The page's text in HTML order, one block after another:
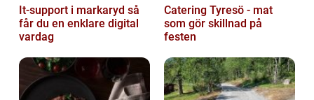
It-support i markaryd så
får du en enklare digital
vardag
Catering Tyresö - mat
som gör skillnad på
festen